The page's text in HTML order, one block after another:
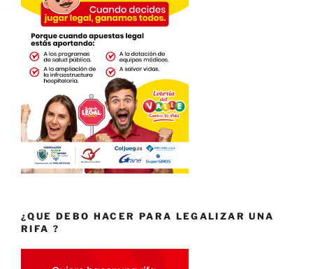
¿QUE DEBO HACER PARA LEGALIZAR UNA
RIFA ?